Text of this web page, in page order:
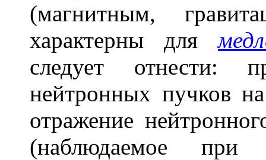
(магнитным,
характерны для
следует отнести:
нейтронных пучков
отражение
(наблюдаемое при